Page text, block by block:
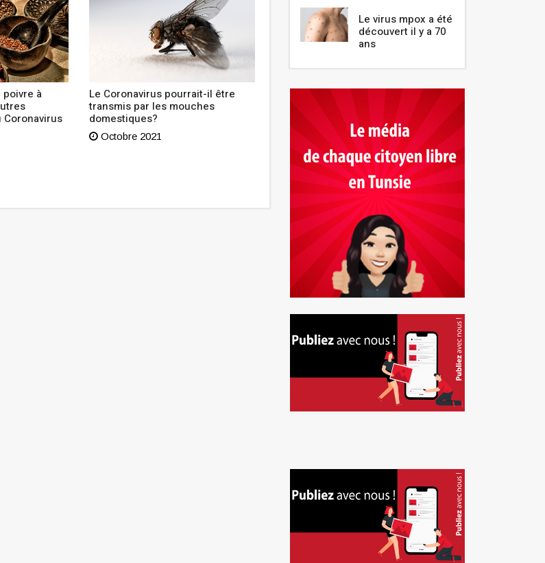
poivre à
Le Coronavirus pourrait-il être
transmis par les mouches
domestiques?
Octobre 2021
Les personnes âgées
embarquent de nouveaux aux
centres de vaccination
Novembre 2021
11ème édition
Le virus mpox a été
découvert il y a 70
ans